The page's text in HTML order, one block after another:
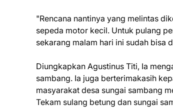
"Rencana nantinya yang melintas
sepeda motor kecil. Untuk pulang
sekarang malam hari ini sudah bisa
Diungkapkan Agustinus Titi, Ia
sambang. Ia juga berterimakasih
masyarakat desa sungai sambang
Tekam sulang betung dan sungai